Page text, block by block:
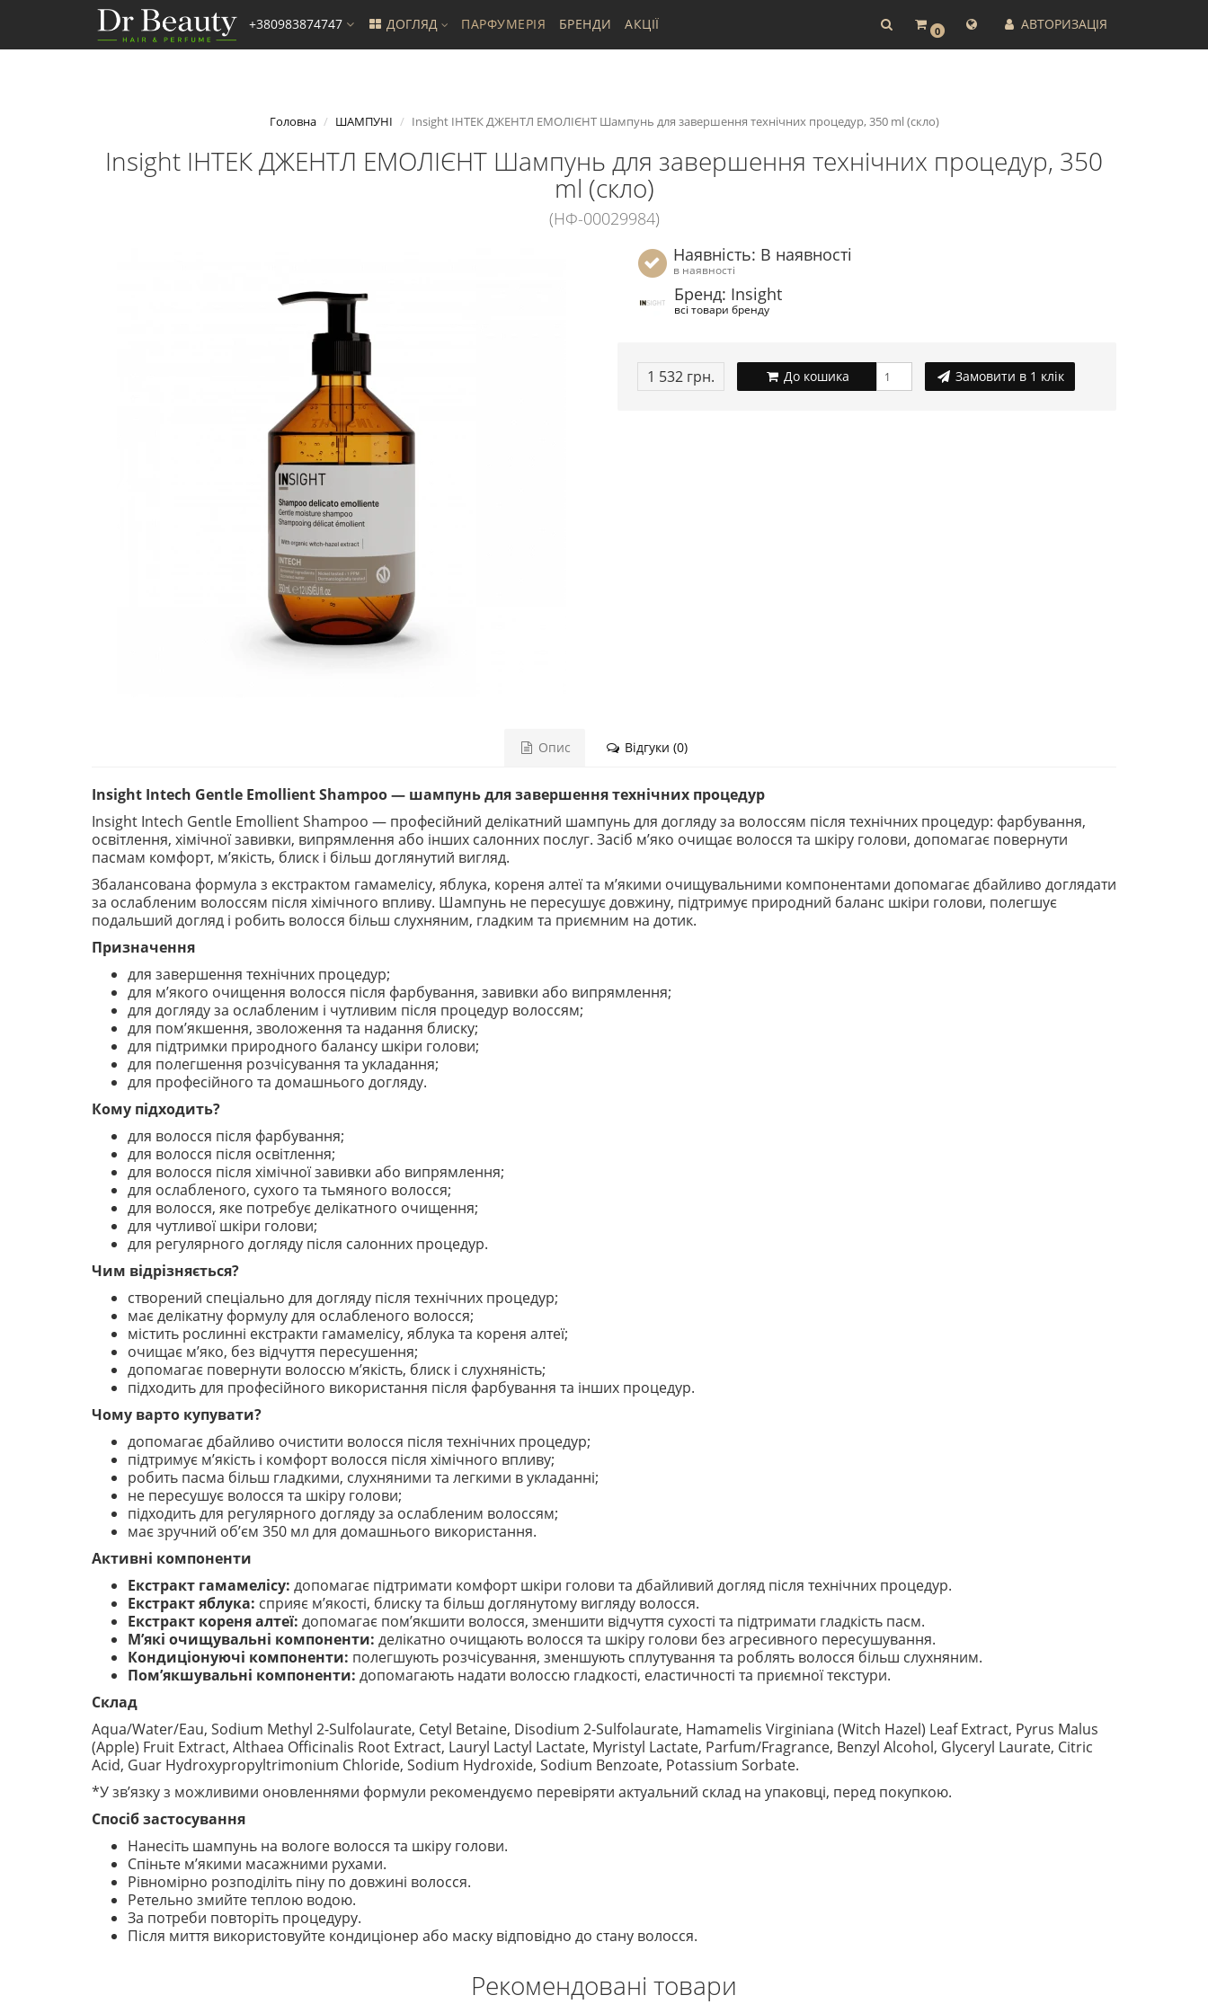
0 АВТОРИЗАЦІЯ
+380983874747 ДОГЛЯД ПАРФУМЕРІЯ БРЕНДИ АКЦІЇ
Головна ШАМПУНІ Insight ІНТЕК ДЖЕНТЛ ЕМОЛІЄНТ Шампунь для завершення технічних процедур, 350 ml (скло)
Insight ІНТЕК ДЖЕНТЛ ЕМОЛІЄНТ Шампунь для завершення технічних процедур, 350
ml (скло)
(НФ-00029984)
Наявність: В наявності
в наявності
Бренд: Insight
всі товари бренду
1 532 грн. До кошика Замовити в 1 клік
Опис Відгуки (0)
Insight Intech Gentle Emollient Shampoo — шампунь для завершення технічних процедур
Insight Intech Gentle Emollient Shampoo — професійний делікатний шампунь для догляду за волоссям після технічних процедур: фарбування,
освітлення, хімічної завивки, випрямлення або інших салонних послуг. Засіб м’яко очищає волосся та шкіру голови, допомагає повернути
пасмам комфорт, м’якість, блиск і більш доглянутий вигляд.
Збалансована формула з екстрактом гамамелісу, яблука, кореня алтеї та м’якими очищувальними компонентами допомагає дбайливо доглядати
за ослабленим волоссям після хімічного впливу. Шампунь не пересушує довжину, підтримує природний баланс шкіри голови, полегшує
подальший догляд і робить волосся більш слухняним, гладким та приємним на дотик.
Призначення
для завершення технічних процедур;
для м’якого очищення волосся після фарбування, завивки або випрямлення;
для догляду за ослабленим і чутливим після процедур волоссям;
для пом’якшення, зволоження та надання блиску;
для підтримки природного балансу шкіри голови;
для полегшення розчісування та укладання;
для професійного та домашнього догляду.
Кому підходить?
для волосся після фарбування;
для волосся після освітлення;
для волосся після хімічної завивки або випрямлення;
для ослабленого, сухого та тьмяного волосся;
для волосся, яке потребує делікатного очищення;
для чутливої шкіри голови;
для регулярного догляду після салонних процедур.
Чим відрізняється?
створений спеціально для догляду після технічних процедур;
має делікатну формулу для ослабленого волосся;
містить рослинні екстракти гамамелісу, яблука та кореня алтеї;
очищає м’яко, без відчуття пересушення;
допомагає повернути волоссю м’якість, блиск і слухняність;
підходить для професійного використання після фарбування та інших процедур.
Чому варто купувати?
допомагає дбайливо очистити волосся після технічних процедур;
підтримує м’якість і комфорт волосся після хімічного впливу;
робить пасма більш гладкими, слухняними та легкими в укладанні;
не пересушує волосся та шкіру голови;
підходить для регулярного догляду за ослабленим волоссям;
має зручний об’єм 350 мл для домашнього використання.
Активні компоненти
Екстракт гамамелісу: допомагає підтримати комфорт шкіри голови та дбайливий догляд після технічних процедур.
Екстракт яблука: сприяє м’якості, блиску та більш доглянутому вигляду волосся.
Екстракт кореня алтеї: допомагає пом’якшити волосся, зменшити відчуття сухості та підтримати гладкість пасм.
М’які очищувальні компоненти: делікатно очищають волосся та шкіру голови без агресивного пересушування.
Кондиціонуючі компоненти: полегшують розчісування, зменшують сплутування та роблять волосся більш слухняним.
Пом’якшувальні компоненти: допомагають надати волоссю гладкості, еластичності та приємної текстури.
Склад
Aqua/Water/Eau, Sodium Methyl 2-Sulfolaurate, Cetyl Betaine, Disodium 2-Sulfolaurate, Hamamelis Virginiana (Witch Hazel) Leaf Extract, Pyrus Malus
(Apple) Fruit Extract, Althaea Officinalis Root Extract, Lauryl Lactyl Lactate, Myristyl Lactate, Parfum/Fragrance, Benzyl Alcohol, Glyceryl Laurate, Citric
Acid, Guar Hydroxypropyltrimonium Chloride, Sodium Hydroxide, Sodium Benzoate, Potassium Sorbate.
*У зв’язку з можливими оновленнями формули рекомендуємо перевіряти актуальний склад на упаковці, перед покупкою.
Спосіб застосування
Нанесіть шампунь на вологе волосся та шкіру голови.
Спіньте м’якими масажними рухами.
Рівномірно розподіліть піну по довжині волосся.
Ретельно змийте теплою водою.
За потреби повторіть процедуру.
Після миття використовуйте кондиціонер або маску відповідно до стану волосся.
Рекомендовані товари